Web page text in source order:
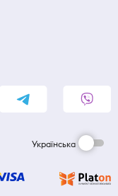
Українська